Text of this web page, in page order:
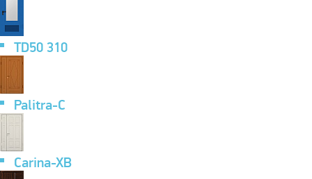
TD50 310
Palitra-C
Carina-XB